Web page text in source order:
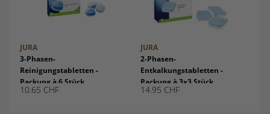
JURA
3-Phasen-
Reinigungstabletten -
Packung à 6 Stück
10.65 CHF
JURA
2-Phasen-
Entkalkungstabletten -
Packung à 3x3 Stück
14.95 CHF